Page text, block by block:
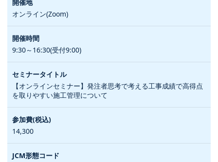
オンライン(Zoom)
9:30～16:30(受付9:00)
【オンラインセミナー】発注者思考で考える工事成績で高得点
を取りやすい施工管理について
14,300